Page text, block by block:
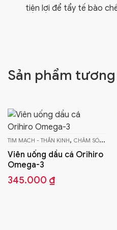
tiện lợi để tẩy tế bào
Sản phẩm
,CƠ XƯƠNG KHỚP,SỨC KHỎE - TPCN
SỮA RỬA MẶT, DƯỠNG DA KIỂU NHẬT
Sữa rửa mặt AHA Wash
Cleansing A
250.000